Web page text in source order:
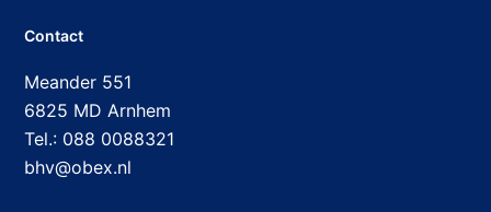
Contact
Meander 551
6825 MD Arnhem
Tel.: 088 0088321
bhv@obex.nl